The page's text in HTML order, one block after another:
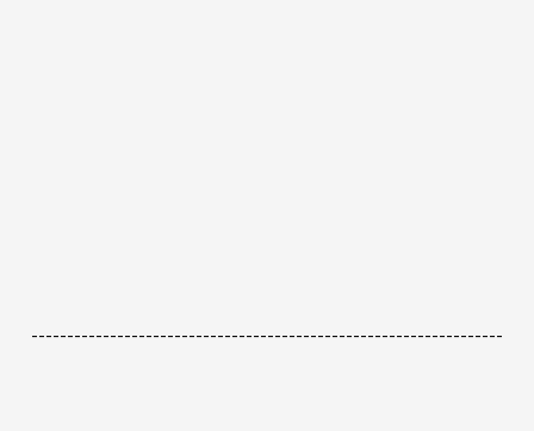
------------------------------------------------------------------